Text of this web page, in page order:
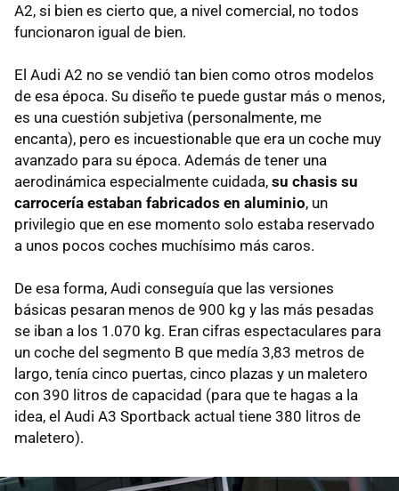
A2, si bien es cierto que, a nivel comercial, no todos
funcionaron igual de bien.
El Audi A2 no se vendió tan bien como otros modelos
de esa época. Su diseño te puede gustar más o menos,
es una cuestión subjetiva (personalmente, me
encanta), pero es incuestionable que era un coche muy
avanzado para su época. Además de tener una
aerodinámica especialmente cuidada, su chasis su
carrocería estaban fabricados en aluminio, un
privilegio que en ese momento solo estaba reservado
a unos pocos coches muchísimo más caros.
De esa forma, Audi conseguía que las versiones
básicas pesaran menos de 900 kg y las más pesadas
se iban a los 1.070 kg. Eran cifras espectaculares para
un coche del segmento B que medía 3,83 metros de
largo, tenía cinco puertas, cinco plazas y un maletero
con 390 litros de capacidad (para que te hagas a la
idea, el Audi A3 Sportback actual tiene 380 litros de
maletero).